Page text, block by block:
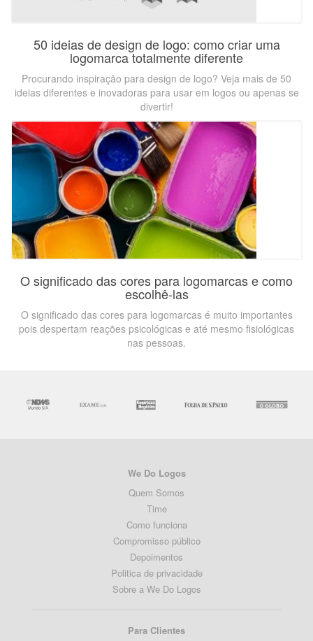
50 ideias de design de logo: como criar uma
logomarca totalmente diferente
Procurando inspiração para design de logo? Veja mais de 50
ideias diferentes e inovadoras para usar em logos ou apenas se
divertir!
O significado das cores para logomarcas e como
escolhê-las
O significado das cores para logomarcas é muito importantes
pois despertam reações psicológicas e até mesmo fisiológicas
nas pessoas.
We Do Logos
Quem Somos
Time
Como funciona
Compromisso público
Depoimentos
Politica de privacidade
Sobre a We Do Logos
Para Clientes